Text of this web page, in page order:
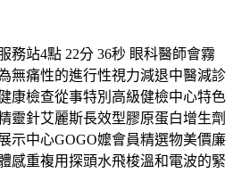
務站4點 22分 36秒 眼科醫師會霧
無痛性的進行性視力減退中醫減診
康檢查從事特別高級健檢中心特色
靈針艾麗斯長效型膠原蛋白增生劑
示中心GOGO嬤會員精選物美價廉
感重複用探頭水飛梭溫和電波的緊